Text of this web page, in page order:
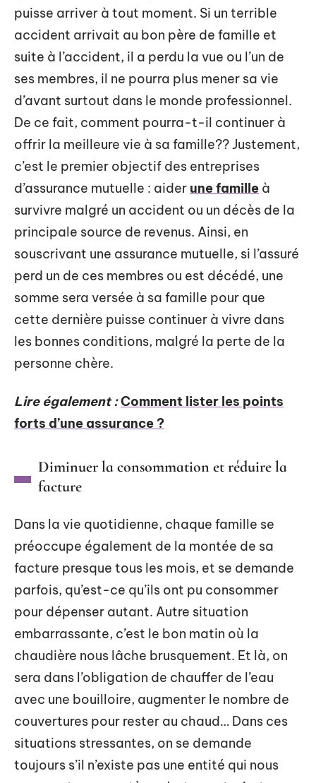
puisse arriver à tout moment. Si un terrible
accident arrivait au bon père de famille et
suite à l’accident, il a perdu la vue ou l’un de
ses membres, il ne pourra plus mener sa vie
d’avant surtout dans le monde professionnel.
De ce fait, comment pourra-t-il continuer à
offrir la meilleure vie à sa famille?? Justement,
c’est le premier objectif des entreprises
d’assurance mutuelle : aider une famille à
survivre malgré un accident ou un décès de la
principale source de revenus. Ainsi, en
souscrivant une assurance mutuelle, si l’assuré
perd un de ces membres ou est décédé, une
somme sera versée à sa famille pour que
cette dernière puisse continuer à vivre dans
les bonnes conditions, malgré la perte de la
personne chère.
Lire également :Comment lister les points
forts d’une assurance ?
Diminuer la consommation et réduire la
facture
Dans la vie quotidienne, chaque famille se
préoccupe également de la montée de sa
facture presque tous les mois, et se demande
parfois, qu’est-ce qu’ils ont pu consommer
pour dépenser autant. Autre situation
embarrassante, c’est le bon matin où la
chaudière nous lâche brusquement. Et là, on
sera dans l’obligation de chauffer de l’eau
avec une bouilloire, augmenter le nombre de
couvertures pour rester au chaud… Dans ces
situations stressantes, on se demande
toujours s’il n’existe pas une entité qui nous